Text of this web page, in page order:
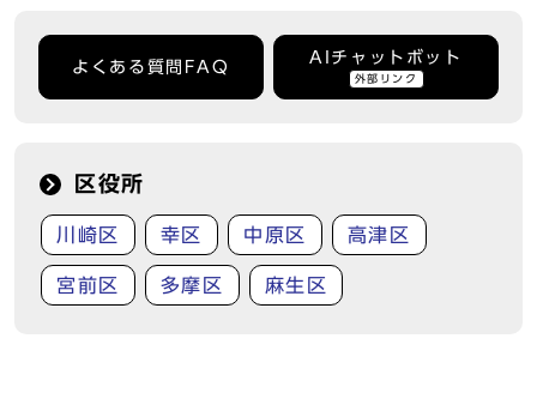
よくある質問FAQ
AIチャットボット
外部リンク
区役所
川崎区 幸区 中原区 高津区
宮前区 多摩区 麻生区